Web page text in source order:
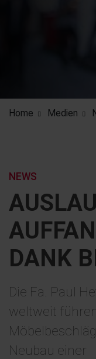
Home Medien
DANK
NEWS
Die Fa. Paul
weltweit
Neubau einer